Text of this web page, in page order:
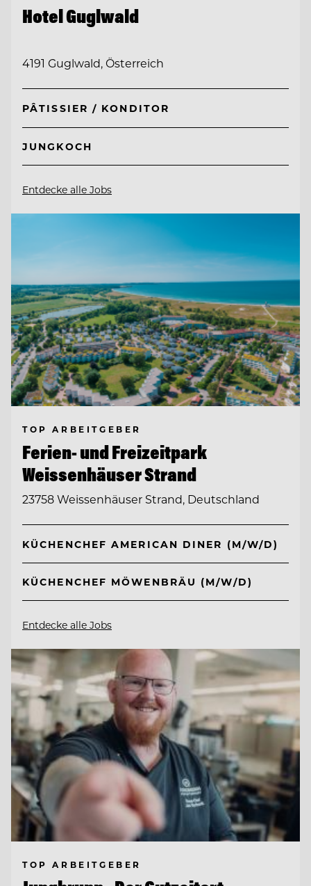
Hotel Guglwald
4191 Guglwald, Österreich
PÂTISSIER / KONDITOR
JUNGKOCH
Entdecke alle Jobs
TOP ARBEITGEBER
Ferien- und Freizeitpark
Weissenhäuser Strand
23758 Weissenhäuser Strand, Deutschland
KÜCHENCHEF AMERICAN DINER (M/W/D)
KÜCHENCHEF MÖWENBRÄU (M/W/D)
Entdecke alle Jobs
TOP ARBEITGEBER